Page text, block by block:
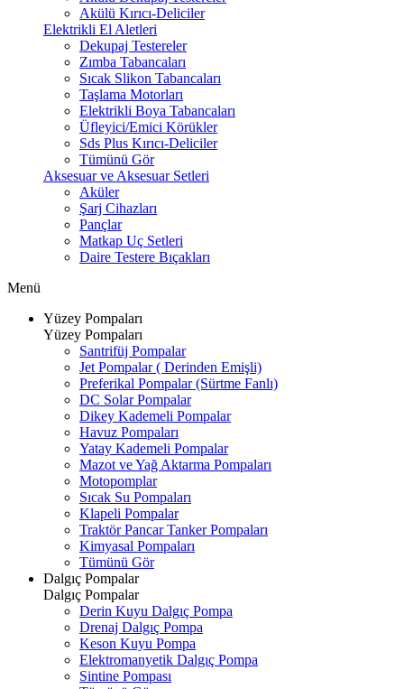
Akülü Kırıcı-Deliciler
Elektrikli El Aletleri
Dekupaj Testereler
Zımba Tabancaları
Sıcak Slikon Tabancaları
Taşlama Motorları
Elektrikli Boya Tabancaları
Üfleyici/Emici Körükler
Sds Plus Kırıcı-Deliciler
Tümünü Gör
Aksesuar ve Aksesuar Setleri
Aküler
Şarj Cihazları
Pançlar
Matkap Uç Setleri
Daire Testere Bıçakları
Menü
Yüzey Pompaları
Yüzey Pompaları
Santrifüj Pompalar
Jet Pompalar ( Derinden Emişli)
Preferikal Pompalar (Sürtme Fanlı)
DC Solar Pompalar
Dikey Kademeli Pompalar
Havuz Pompaları
Yatay Kademeli Pompalar
Mazot ve Yağ Aktarma Pompaları
Motopomplar
Sıcak Su Pompaları
Klapeli Pompalar
Traktör Pancar Tanker Pompaları
Kimyasal Pompaları
Tümünü Gör
Dalgıç Pompalar
Dalgıç Pompalar
Derin Kuyu Dalgıç Pompa
Drenaj Dalgıç Pompa
Keson Kuyu Pompa
Elektromanyetik Dalgıç Pompa
Sintine Pompası